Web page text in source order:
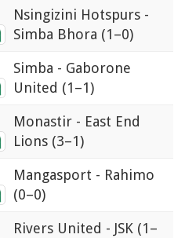
Nsingizini Hotspurs -
Simba Bhora (1–0)
Simba - Gaborone
United (1–1)
Monastir - East End
Lions (3–1)
Mangasport - Rahimo
(0–0)
Rivers United - JSK (1–